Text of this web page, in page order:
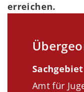
erreichen.
Amt für